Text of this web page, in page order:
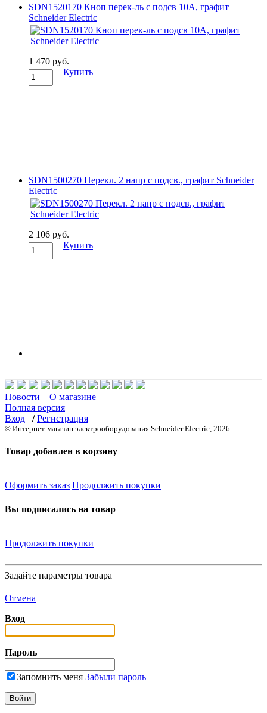
SDN1520170 Кноп перек-ль с подсв 10А, графит
Schneider Electric
1 470 руб.
Купить
SDN1500270 Перекл. 2 напр с подсв., графит Schneider
Electric
2 106 руб.
Купить
Новости
О магазине
Полная версия
Вход
/ Регистрация
© Интернет-магазин электрооборудования Schneider Electric, 2026
Товар добавлен в корзину
Оформить заказ Продолжить покупки
Вы подписались на товар
Продолжить покупки
Задайте параметры товара
Отмена
Вход
Пароль
Запомнить меня Забыли пароль